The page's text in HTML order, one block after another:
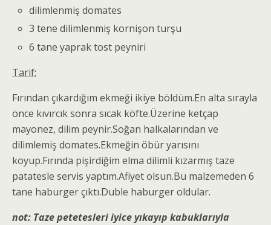
dilimlenmiş domates
3 tene dilimlenmiş kornişon turşu
6 tane yaprak tost peyniri
Tarif:
Fırından çıkardığım ekmeği ikiye böldüm.En alta sırayla
önce kıvırcık sonra sıcak köfte.Üzerine ketçap
mayonez, dilim peynir.Soğan halkalarından ve
dilimlemiş domates.Ekmeğin öbür yarısını
koyup.Fırında pişirdiğim elma dilimli kızarmış taze
patatesle servis yaptım.Afiyet olsun.Bu malzemeden 6
tane haburger çıktı.Duble haburger oldular.
not: Taze petetesleri iyice yıkayıp kabuklarıyla